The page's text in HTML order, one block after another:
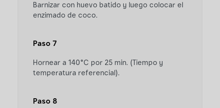
Barnizar con huevo batido y luego colocar el
enzimado de coco.
Paso 7
Hornear a 140°C por 25 min. (Tiempo y
temperatura referencial).
Paso 8